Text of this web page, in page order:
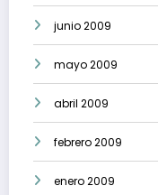
junio 2009
mayo 2009
abril 2009
febrero 2009
enero 2009